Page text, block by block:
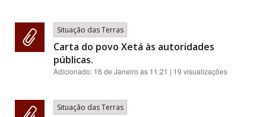
Situação das Terras
Carta do povo Xetá às autoridades
públicas.
Adicionado: 16 de Janeiro as 11:21 | 19 visualizações
Situação das Terras